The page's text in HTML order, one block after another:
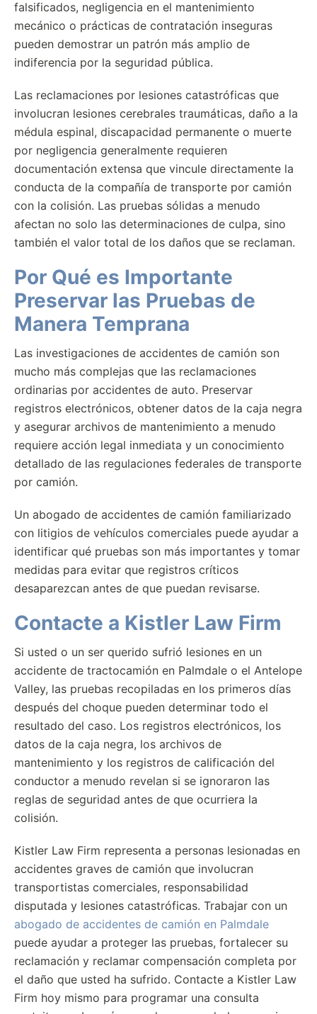
falsificados, negligencia en el mantenimiento
mecánico o prácticas de contratación inseguras
pueden demostrar un patrón más amplio de
indiferencia por la seguridad pública.
Las reclamaciones por lesiones catastróficas que
involucran lesiones cerebrales traumáticas, daño a la
médula espinal, discapacidad permanente o muerte
por negligencia generalmente requieren
documentación extensa que vincule directamente la
conducta de la compañía de transporte por camión
con la colisión. Las pruebas sólidas a menudo
afectan no solo las determinaciones de culpa, sino
también el valor total de los daños que se reclaman.
Por Qué es Importante
Preservar las Pruebas de
Manera Temprana
Las investigaciones de accidentes de camión son
mucho más complejas que las reclamaciones
ordinarias por accidentes de auto. Preservar
registros electrónicos, obtener datos de la caja negra
y asegurar archivos de mantenimiento a menudo
requiere acción legal inmediata y un conocimiento
detallado de las regulaciones federales de transporte
por camión.
Un abogado de accidentes de camión familiarizado
con litigios de vehículos comerciales puede ayudar a
identificar qué pruebas son más importantes y tomar
medidas para evitar que registros críticos
desaparezcan antes de que puedan revisarse.
Contacte a Kistler Law Firm
Si usted o un ser querido sufrió lesiones en un
accidente de tractocamión en Palmdale o el Antelope
Valley, las pruebas recopiladas en los primeros días
después del choque pueden determinar todo el
resultado del caso. Los registros electrónicos, los
datos de la caja negra, los archivos de
mantenimiento y los registros de calificación del
conductor a menudo revelan si se ignoraron las
reglas de seguridad antes de que ocurriera la
colisión.
Kistler Law Firm representa a personas lesionadas en
accidentes graves de camión que involucran
transportistas comerciales, responsabilidad
disputada y lesiones catastróficas. Trabajar con un
abogado de accidentes de camión en Palmdale
puede ayudar a proteger las pruebas, fortalecer su
reclamación y reclamar compensación completa por
el daño que usted ha sufrido. Contacte a Kistler Law
Firm hoy mismo para programar una consulta